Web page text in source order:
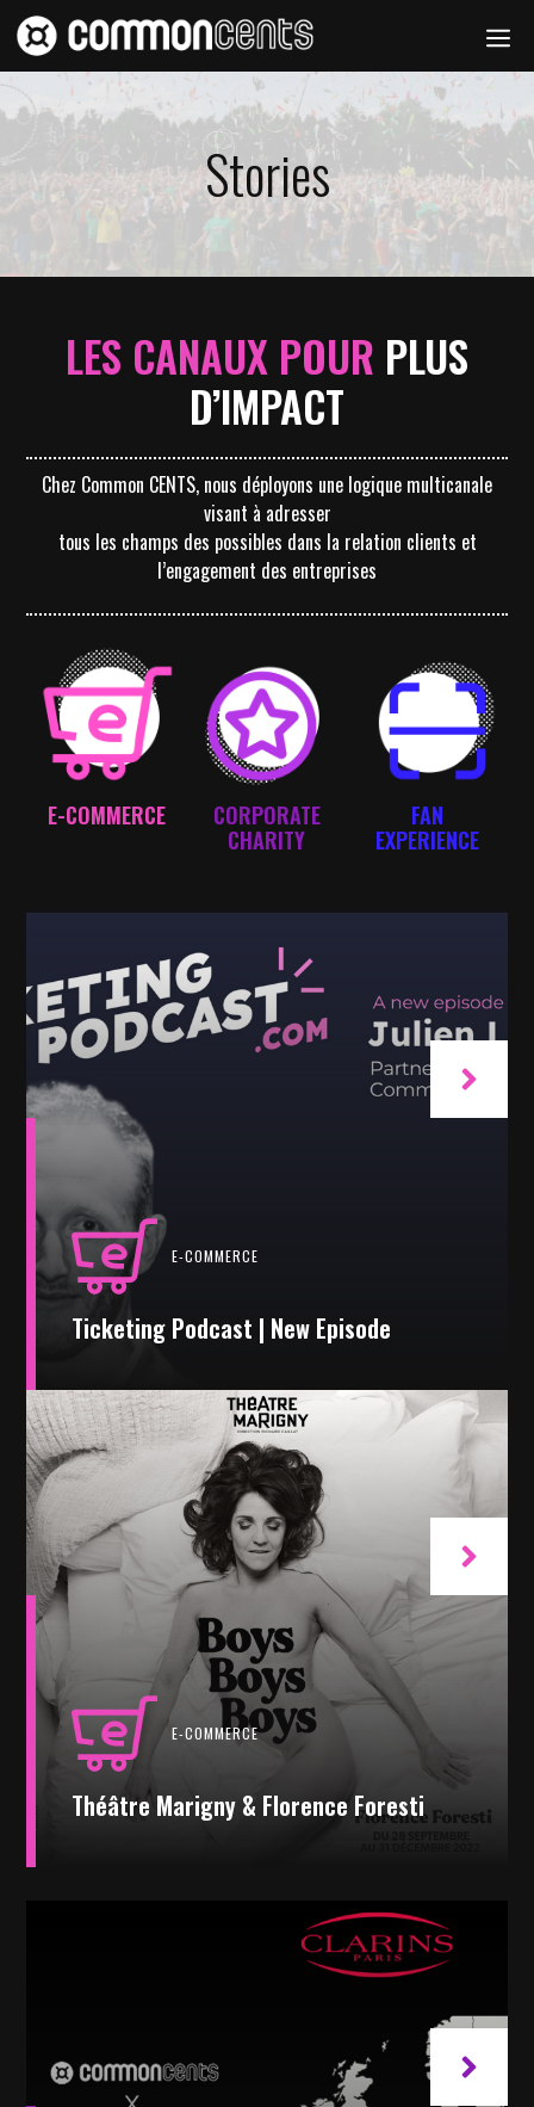
principal
Aller
contenu
Stories
LES CANAUX POUR PLUS
D’IMPACT
Chez Common CENTS, nous déployons une logique multicanale
visant à adresser
tous les champs des possibles dans la relation clients et
l’engagement des entreprises
E-COMMERCE
CORPORATE
CHARITY
FAN
EXPERIENCE
E-COMMERCE
Ticketing Podcast | New Episode
E-COMMERCE
Théâtre Marigny & Florence Foresti